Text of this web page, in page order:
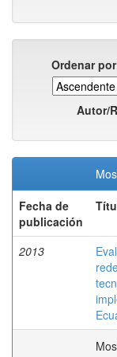
Ordenar
Autor/
Fecha de
publicación
2013